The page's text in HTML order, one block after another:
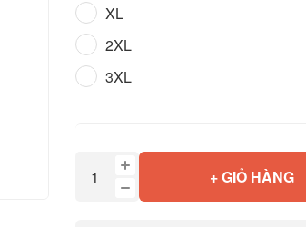
XL
2XL
3XL
+ GIỎ HÀNG